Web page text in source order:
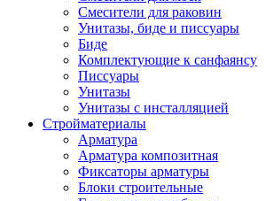
Смесители для раковин
Унитазы, биде и писсуары
Биде
Комплектующие к санфаянсу
Писсуары
Унитазы
Унитазы с инсталляцией
Стройматериалы
Арматура
Арматура композитная
Фиксаторы арматуры
Блоки строительные